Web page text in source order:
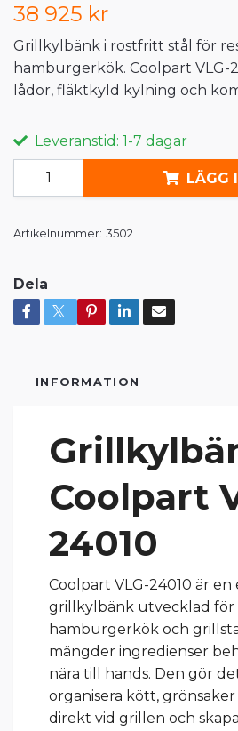
38 925 kr
Grillkylbänk i rostfritt stål för
hamburgerkök. Coolpart VLG-
lådor, fläktkyld kylning och
Leveranstid: 1-7 dagar
LÄGG
Artikelnummer: 3502
Dela
INFORMATION
Coolpart
24010
Coolpart VLG-24010 är en
grillkylbänk utvecklad för
hamburgerkök och
mängder ingredienser
nära till hands. Den gör
organisera kött,
direkt vid grillen och